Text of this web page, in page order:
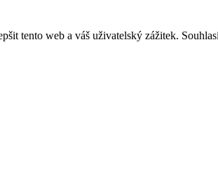
tento web a váš uživatelský zážitek.